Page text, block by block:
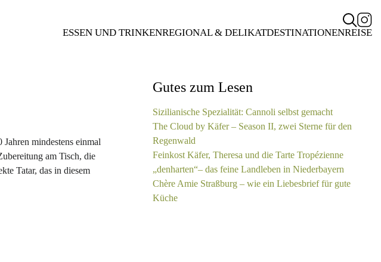
ESSEN UND TRINKENREGIONAL & DELIKATDESTINATIONENREISE
mindestens einmal
am Tisch, die
Tatar, das in diesem
Gutes zum Lesen
Sizilianische Spezialität: Cannoli selbst gemacht
The Cloud by Käfer – Season II, zwei Sterne für den
Regenwald
Feinkost Käfer, Theresa und die Tarte Tropézienne
„denharten“– das feine Landleben in Niederbayern
Chère Amie Straßburg – wie ein Liebesbrief für gute
Küche